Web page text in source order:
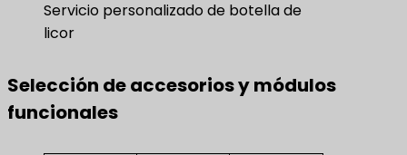
Servicio personalizado de botella de
licor
Selección de accesorios y módulos
funcionales